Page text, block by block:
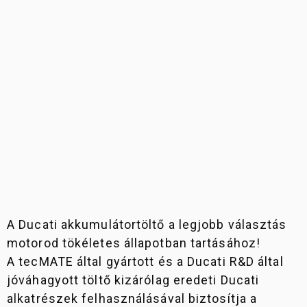
A Ducati akkumulátortöltő a legjobb választás
motorod tökéletes állapotban tartásához!
A tecMATE által gyártott és a Ducati R&D által
jóváhagyott töltő kizárólag eredeti Ducati
alkatrészek felhasználásával biztosítja a